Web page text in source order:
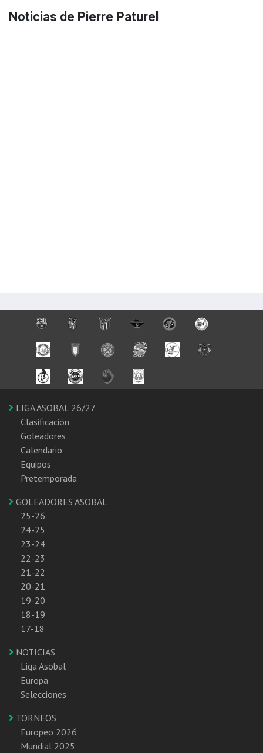
Noticias de Pierre Paturel
LIGA ASOBAL 26/27
Clasificación
Goleadores
Calendario
Equipos
Pretemporada
GOLEADORES ASOBAL
25-26
24-25
23-24
22-23
21-22
20-21
19-20
18-19
17-18
NOTICIAS
Liga Asobal
Europa
Selecciones
TORNEOS
Europeo 2026
Mundial 2025